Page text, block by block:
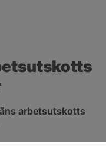
arbetsutskotts
i nytt fönster.